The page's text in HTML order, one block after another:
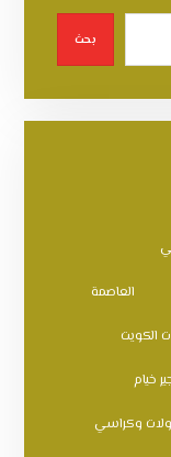
بحث
العاصمة
الكويت
خيام
وكراسي